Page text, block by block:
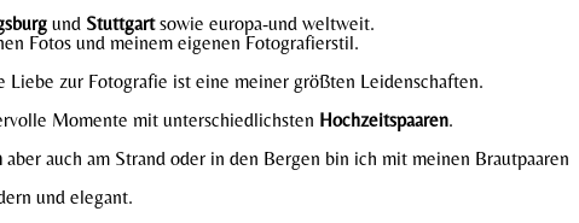
und Stuttgartsowie europa-und weltweit.
Fotos und meinem eigenen Fotografierstil.
zur Fotografie ist eine meiner größten Leidenschaften.
Momente mit unterschiedlichsten Hochzeitspaaren.
aber auch am Strand oder in den Bergen bin ich mit meinen Brautpaaren
und elegant.